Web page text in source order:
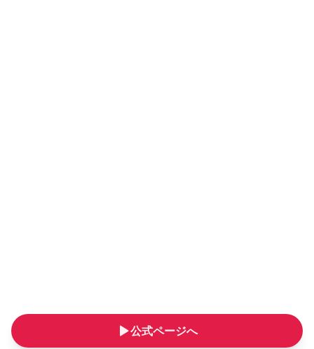
公式ページへ